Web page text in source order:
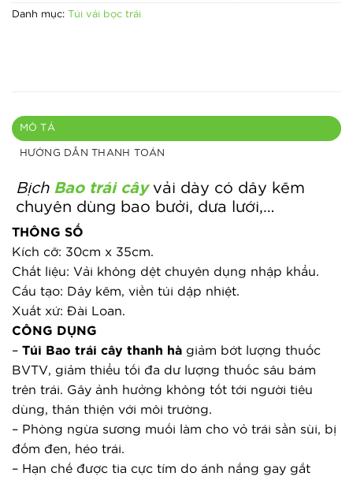
Danh mục: Túi vải bọc trái
MÔ TẢ
HƯỚNG DẪN THANH TOÁN
Bịch Bao trái câyvải dày có dây kẽm
chuyên dùng bao bưởi, dưa lưới,…
THÔNG SỐ
Kích cỡ: 30cm x 35cm.
Chất liệu: Vải không dệt chuyên dụng nhập khẩu.
Cấu tạo: Dây kẽm, viền túi dập nhiệt.
Xuất xứ: Đài Loan.
CÔNG DỤNG
– Túi Bao trái cây thanh hà giảm bớt lượng thuốc
BVTV, giảm thiểu tối đa dư lượng thuốc sâu bám
trên trái. Gây ảnh hưởng không tốt tới người tiêu
dùng, thân thiện với môi trường.
– Phòng ngừa sương muối làm cho vỏ trái sần sùi, bị
đốm đen, héo trái.
– Hạn chế được tia cực tím do ánh nắng gay gắt